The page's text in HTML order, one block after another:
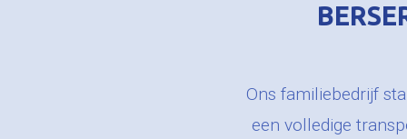
Ons familiebedrijf
een volledige